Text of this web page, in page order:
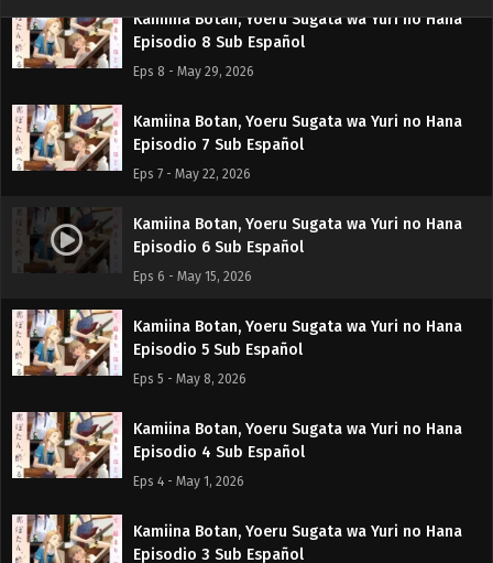
Kamiina Botan, Yoeru Sugata wa Yuri no Hana
Episodio 8 Sub Español
Eps 8 - May 29, 2026
Kamiina Botan, Yoeru Sugata wa Yuri no Hana
Episodio 7 Sub Español
Eps 7 - May 22, 2026
Kamiina Botan, Yoeru Sugata wa Yuri no Hana
Episodio 6 Sub Español
Eps 6 - May 15, 2026
Kamiina Botan, Yoeru Sugata wa Yuri no Hana
Episodio 5 Sub Español
Eps 5 - May 8, 2026
Kamiina Botan, Yoeru Sugata wa Yuri no Hana
Episodio 4 Sub Español
Eps 4 - May 1, 2026
Kamiina Botan, Yoeru Sugata wa Yuri no Hana
Episodio 3 Sub Español